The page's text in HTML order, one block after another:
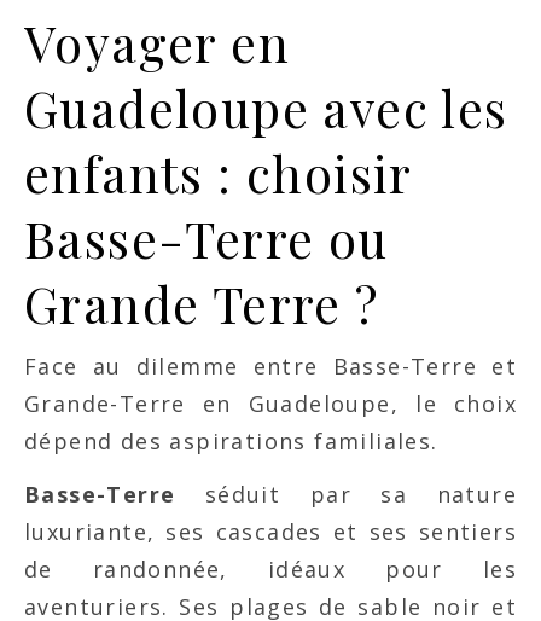
Voyager en
Guadeloupe avec les
enfants : choisir
Basse-Terre ou
Grande Terre ?
Face au dilemme entre Basse-Terre et
Grande-Terre en Guadeloupe, le choix
dépend des aspirations familiales.
Basse-Terre
séduit par sa nature
luxuriante, ses cascades et ses sentiers
de randonnée, idéaux pour les
aventuriers. Ses plages de sable noir et